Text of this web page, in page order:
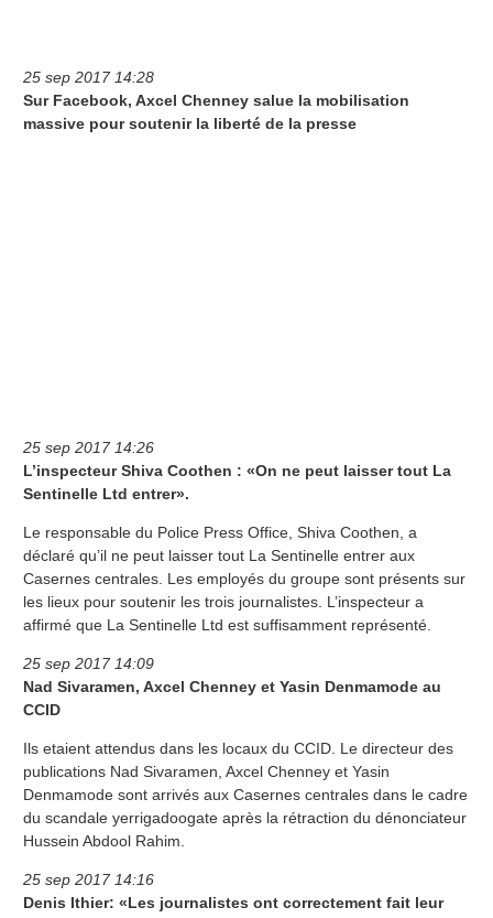
25 sep 2017 14:28
Sur Facebook, Axcel Chenney salue la mobilisation
massive pour soutenir la liberté de la presse
25 sep 2017 14:26
L’inspecteur Shiva Coothen : «On ne peut laisser tout La
Sentinelle Ltd entrer».
Le responsable du Police Press Office, Shiva Coothen, a
déclaré qu’il ne peut laisser tout La Sentinelle entrer aux
Casernes centrales. Les employés du groupe sont présents sur
les lieux pour soutenir les trois journalistes. L’inspecteur a
affirmé que La Sentinelle Ltd est suffisamment représenté.
25 sep 2017 14:09
Nad Sivaramen, Axcel Chenney et Yasin Denmamode au
CCID
Ils etaient attendus dans les locaux du CCID. Le directeur des
publications Nad Sivaramen, Axcel Chenney et Yasin
Denmamode sont arrivés aux Casernes centrales dans le cadre
du scandale yerrigadoogate après la rétraction du dénonciateur
Hussein Abdool Rahim.
25 sep 2017 14:16
Denis Ithier: «Les journalistes ont correctement fait leur